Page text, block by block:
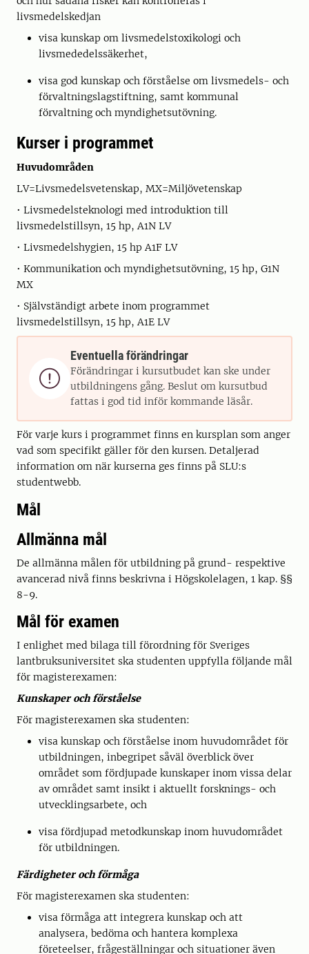
livsmedelskedjan
visa kunskap om livsmedelstoxikologi och
livsmededelssäkerhet,
visa god kunskap och förståelse om livsmedels- och
förvaltningslagstiftning, samt kommunal
förvaltning och myndighetsutövning.
Kurser i programmet
Huvudområden
LV=Livsmedelsvetenskap, MX=Miljövetenskap
• Livsmedelsteknologi med introduktion till
livsmedelstillsyn, 15 hp, A1N LV
• Livsmedelshygien, 15 hp A1F LV
• Kommunikation och myndighetsutövning, 15 hp, G1N
MX
• Självständigt arbete inom programmet
livsmedelstillsyn, 15 hp, A1E LV

Eventuella förändringar
Förändringar i kursutbudet kan ske under
utbildningens gång. Beslut om kursutbud
fattas i god tid inför kommande läsår.
För varje kurs i programmet finns en kursplan som anger
vad som specifikt gäller för den kursen. Detaljerad
information om när kurserna ges finns på SLU:s
studentwebb.
Mål
Allmänna mål
De allmänna målen för utbildning på grund- respektive
avancerad nivå finns beskrivna i Högskolelagen, 1 kap. §§
8-9.
Mål för examen
I enlighet med bilaga till förordning för Sveriges
lantbruksuniversitet ska studenten uppfylla följande mål
för magisterexamen:
Kunskaper och förståelse
För magisterexamen ska studenten:
visa kunskap och förståelse inom huvudområdet för
utbildningen, inbegripet såväl överblick över
området som fördjupade kunskaper inom vissa delar
av området samt insikt i aktuellt forsknings- och
utvecklingsarbete, och
visa fördjupad metodkunskap inom huvudområdet
för utbildningen.
Färdigheter och förmåga
För magisterexamen ska studenten:
visa förmåga att integrera kunskap och att
analysera, bedöma och hantera komplexa
företeelser, frågeställningar och situationer även